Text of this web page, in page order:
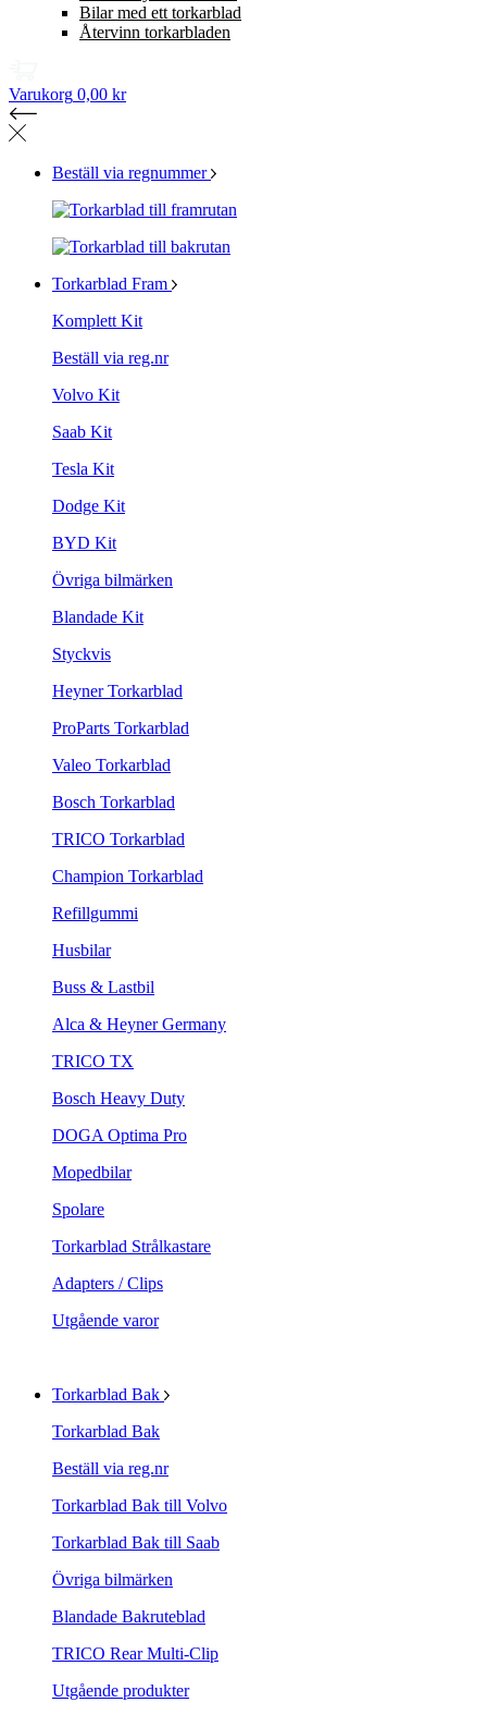
Bilar med ett torkarblad
Återvinn torkarbladen
Varukorg 0,00 kr
Beställ via regnummer
Torkarblad Fram
Komplett Kit
Beställ via reg.nr
Volvo Kit
Saab Kit
Tesla Kit
Dodge Kit
BYD Kit
Övriga bilmärken
Blandade Kit
Styckvis
Heyner Torkarblad
ProParts Torkarblad
Valeo Torkarblad
Bosch Torkarblad
TRICO Torkarblad
Champion Torkarblad
Refillgummi
Husbilar
Buss & Lastbil
Alca & Heyner Germany
TRICO TX
Bosch Heavy Duty
DOGA Optima Pro
Mopedbilar
Spolare
Torkarblad Strålkastare
Adapters / Clips
Utgående varor
Torkarblad Bak
Torkarblad Bak
Beställ via reg.nr
Torkarblad Bak till Volvo
Torkarblad Bak till Saab
Övriga bilmärken
Blandade Bakruteblad
TRICO Rear Multi-Clip
Utgående produkter